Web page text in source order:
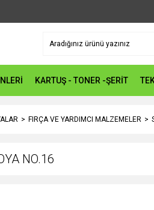
KARTUŞ - TONER -ŞERİT
FIRÇA VE YARDIMCI MALZEMELER
NO.16